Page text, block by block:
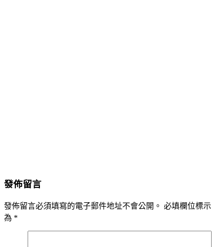
發佈留言
發佈留言必須填寫的電子郵件地址不會公開。 必填欄位標示
為 *